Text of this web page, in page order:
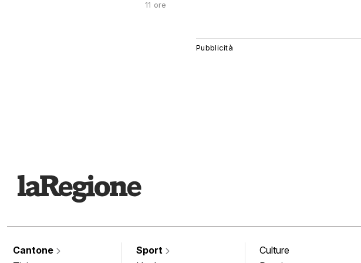
11 ore
Cantone
Sport
Culture